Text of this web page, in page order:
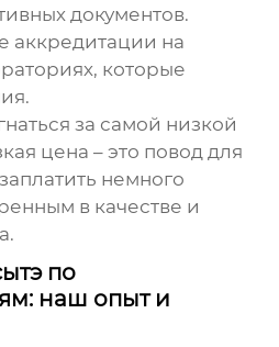
документов.
аккредитации на
которые
за самой низкой
цена – это повод для
немного
в качестве и
по
наш опыт и